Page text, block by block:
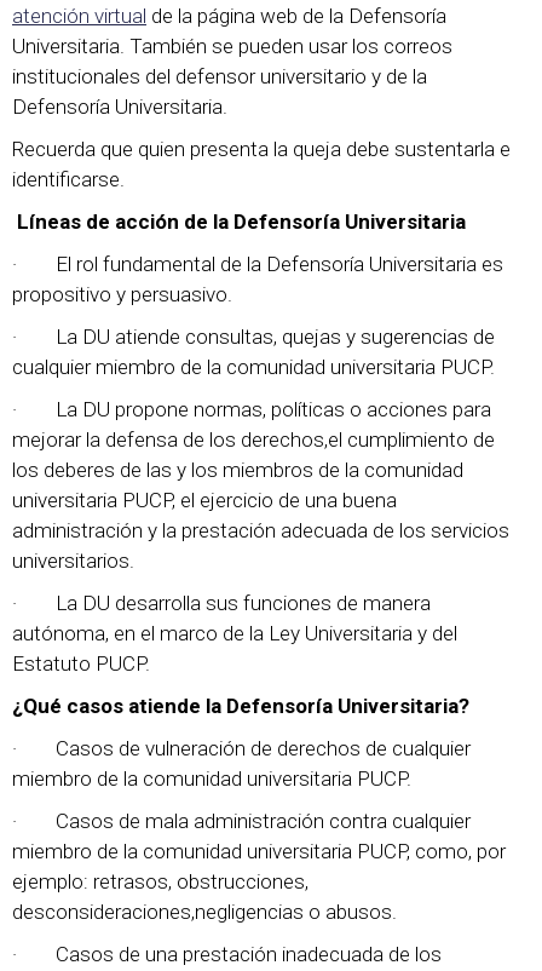
atención virtual de la página web de la Defensoría
Universitaria. También se pueden usar los correos
institucionales del defensor universitario y de la
Defensoría Universitaria.
Recuerda que quien presenta la queja debe sustentarla e
identificarse.
Líneas de acción de la Defensoría Universitaria
· El rol fundamental de la Defensoría Universitaria es
propositivo y persuasivo.
· La DU atiende consultas, quejas y sugerencias de
cualquier miembro de la comunidad universitaria PUCP.
· La DU propone normas, políticas o acciones para
mejorar la defensa de los derechos,el cumplimiento de
los deberes de las y los miembros de la comunidad
universitaria PUCP, el ejercicio de una buena
administración y la prestación adecuada de los servicios
universitarios.
· La DU desarrolla sus funciones de manera
autónoma, en el marco de la Ley Universitaria y del
Estatuto PUCP.
¿Qué casos atiende la Defensoría Universitaria?
· Casos de vulneración de derechos de cualquier
miembro de la comunidad universitaria PUCP.
· Casos de mala administración contra cualquier
miembro de la comunidad universitaria PUCP, como, por
ejemplo: retrasos, obstrucciones,
desconsideraciones,negligencias o abusos.
· Casos de una prestación inadecuada de los